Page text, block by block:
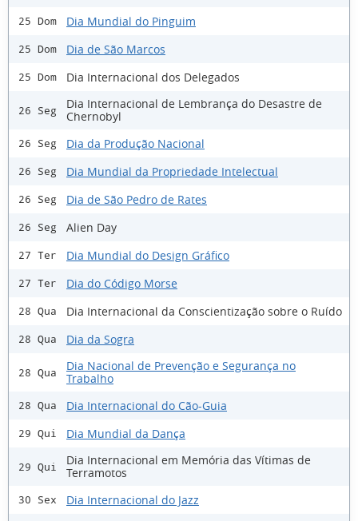
25 Dom Dia Mundial do Pinguim
25 Dom Dia de São Marcos
25 Dom Dia Internacional dos Delegados
26 Seg
Dia Internacional de Lembrança do Desastre de
Chernobyl
26 Seg Dia da Produção Nacional
26 Seg Dia Mundial da Propriedade Intelectual
26 Seg Dia de São Pedro de Rates
26 Seg Alien Day
27 Ter Dia Mundial do Design Gráfico
27 Ter Dia do Código Morse
28 Qua Dia Internacional da Conscientização sobre o Ruído
28 Qua Dia da Sogra
28 Qua
Dia Nacional de Prevenção e Segurança no
Trabalho
28 Qua Dia Internacional do Cão-Guia
29 Qui Dia Mundial da Dança
29 Qui
Dia Internacional em Memória das Vítimas de
Terramotos
30 Sex Dia Internacional do Jazz